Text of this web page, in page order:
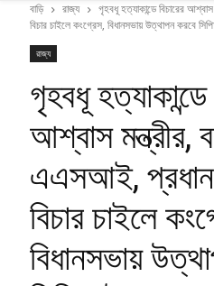
বাড়ি রাজ্য
গৃহবধূ হত্যাকান্ডে বিচারের
বিচার চাইলে কংগ্রেস, বিধানসভায় উত্থাপন করবে
রাজ্য
গৃহবধূ হত্যাকান্ডে
আশ্বাস মন্ত্রীর,
এএসআই,
বিচার চাইলে
বিধানসভায়